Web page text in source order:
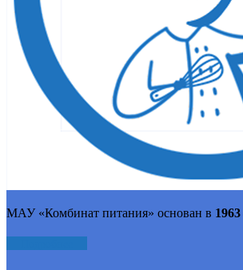
МАУ «Комбинат питания» основан в 1963